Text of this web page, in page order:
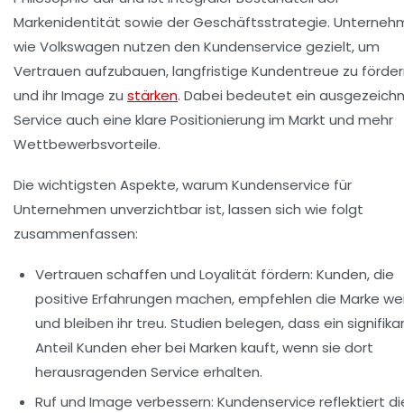
Markenidentität sowie der Geschäftsstrategie.
wie Volkswagen nutzen den Kundenservice gezielt, um
Vertrauen aufzubauen, langfristige Kundentreue zu
und ihr Image zu stärken. Dabei bedeutet ein
Service auch eine klare Positionierung im Markt und mehr
Wettbewerbsvorteile.
Die wichtigsten Aspekte, warum Kundenservice für
Unternehmen unverzichtbar ist, lassen sich wie folgt
zusammenfassen:
Vertrauen schaffen und Loyalität fördern: Kunden, die
positive Erfahrungen machen, empfehlen die Marke
und bleiben ihr treu. Studien belegen, dass ein
Anteil Kunden eher bei Marken kauft, wenn sie dort
herausragenden Service erhalten.
Ruf und Image verbessern: Kundenservice reflektiert